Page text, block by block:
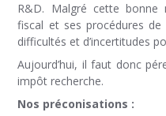
R&D. Malgré cette bonne
fiscal et ses procédures
difficultés et d’incertitudes
Aujourd’hui, il faut donc
impôt recherche.
Nos préconisations :